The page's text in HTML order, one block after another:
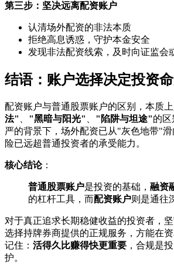
第三步：坚决远离配资账户
认清场外配资的非法本质
拒绝高息诱惑，守护本金安全
发现非法配资线索，及时向证监会
结语：账户选择决定投资
配资账户与普通股票账户的区别，本质
法"
"黑暗与阳光" "陷阱与坦途"的区
严的背景下，场外配资已从"灰色地带"
险已远超普通投资者的承受能力。
核心结论：
普通股票账户是投资的基础， 融资
的杠杆工具，而配资账户则是通往
对于真正追求长期稳健收益的投资者，
选择持牌券商提供的正规服务，方能在资
记住： 活得久比赚得快更重要 ，合规是
护。